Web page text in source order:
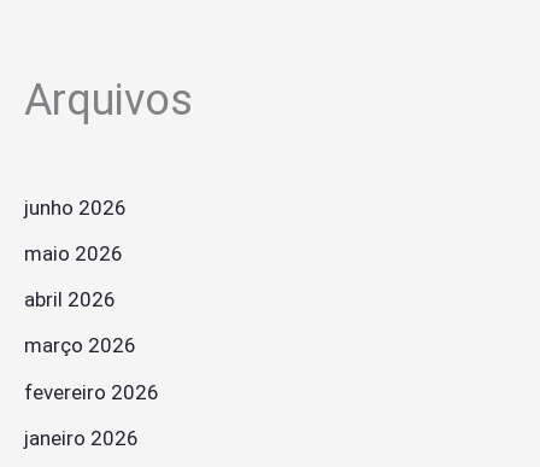
Arquivos
junho 2026
maio 2026
abril 2026
março 2026
fevereiro 2026
janeiro 2026